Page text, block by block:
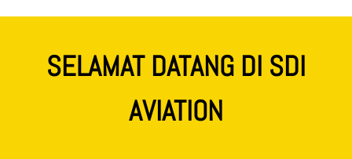
SELAMAT DATANG DI SDI
AVIATION